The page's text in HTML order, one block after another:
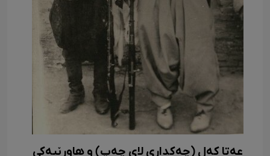
عەتا کەل (چەکداری لای چەپ) و هاورێیەکی